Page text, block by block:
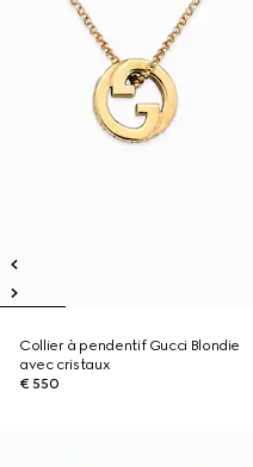
Collier à pendentif Gucci Blondie
avec cristaux
€ 550